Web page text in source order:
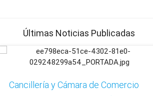
Últimas Noticias Publicadas
Cancillería y Cámara de Comercio